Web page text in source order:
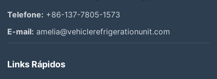
Telefone: +86-137-7805-1573
E-mail: amelia@vehiclerefrigerationunit.com
Links Rápidos